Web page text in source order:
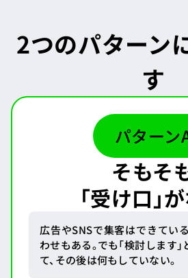
2つのパターン
す
パターン
そもそ
「受け口」
広告やSNSで集客はできてい
わせもある。でも「検討します
て、その後は何もしていない。